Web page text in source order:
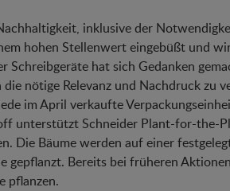
inklusive der
hohen Stellenwert eingebüßt und
Schreibgeräte hat sich Gedanken
nötige Relevanz und Nachdruck zu
im April verkaufte
unterstützt Schneider Plant-for-the-
Die Bäume werden auf einer
gepflanzt. Bereits bei früheren
pflanzen.